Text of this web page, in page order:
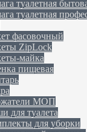
туалетная
туалетная
фасовочный
ZipLock
майка
пищевая
МОП
для туалета
для уборки